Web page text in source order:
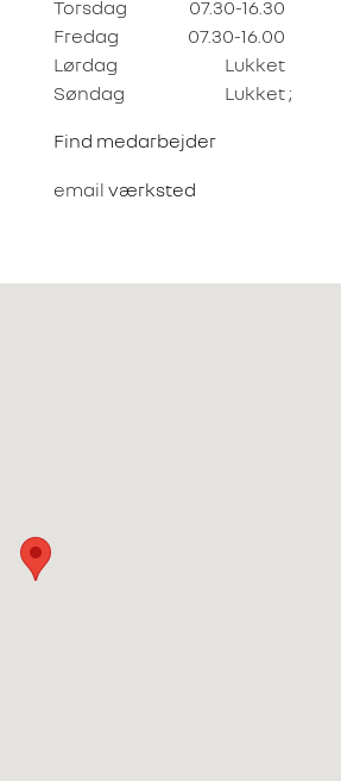
Torsdag
07.30-16.30
Fredag
07.30-16.00
Lørdag
Lukket
Søndag
Lukket;
Find medarbejder
email værksted